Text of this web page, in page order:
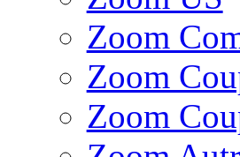
Zoom
Zoom
Zoom